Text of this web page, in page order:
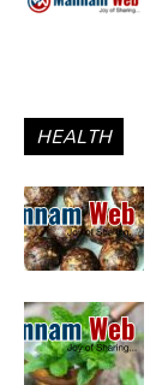
HEALTH